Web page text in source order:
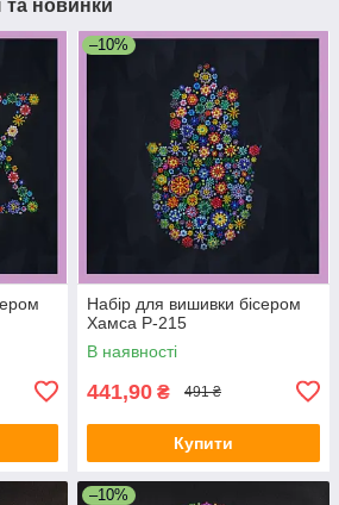
та новинки
–10%
Набір для вишивки бісером
Хамса Р-215
В наявності
441,90 ₴ 491 ₴
Купити
–10%